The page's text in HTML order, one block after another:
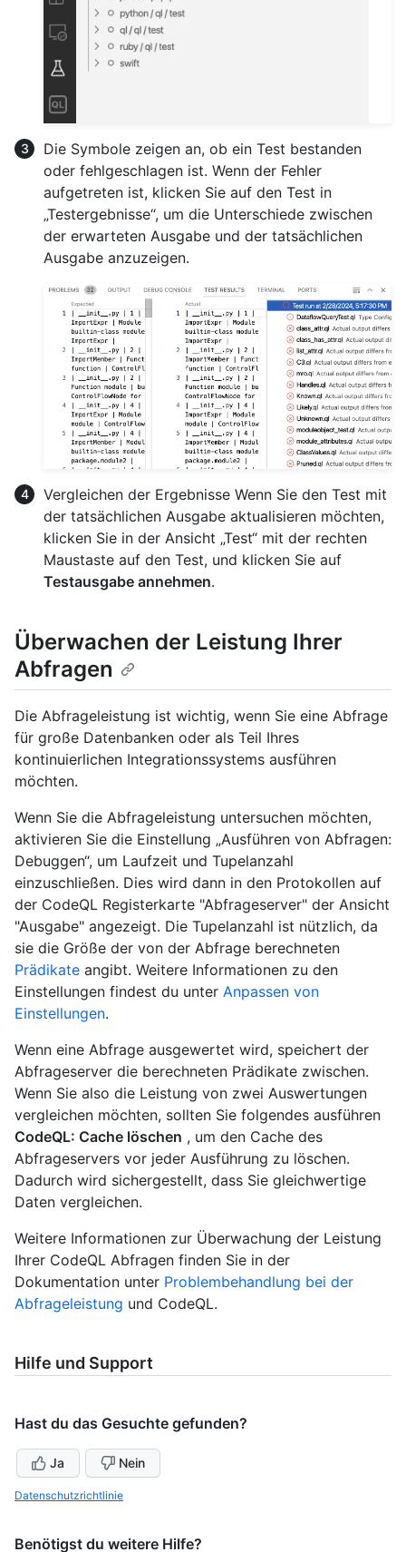
Die Symbole zeigen an, ob ein Test bestanden
oder fehlgeschlagen ist. Wenn der Fehler
aufgetreten ist, klicken Sie auf den Test in
„Testergebnisse“, um die Unterschiede zwischen
der erwarteten Ausgabe und der tatsächlichen
Ausgabe anzuzeigen.
Vergleichen der Ergebnisse Wenn Sie den Test mit
der tatsächlichen Ausgabe aktualisieren möchten,
klicken Sie in der Ansicht „Test“ mit der rechten
Maustaste auf den Test, und klicken Sie auf
Testausgabe annehmen.
Überwachen der Leistung Ihrer
Abfragen
Die Abfrageleistung ist wichtig, wenn Sie eine Abfrage
für große Datenbanken oder als Teil Ihres
kontinuierlichen Integrationssystems ausführen
möchten.
Wenn Sie die Abfrageleistung untersuchen möchten,
aktivieren Sie die Einstellung „Ausführen von Abfragen:
Debuggen“, um Laufzeit und Tupelanzahl
einzuschließen. Dies wird dann in den Protokollen auf
der CodeQL Registerkarte "Abfrageserver" der Ansicht
"Ausgabe" angezeigt. Die Tupelanzahl ist nützlich, da
sie die Größe der von der Abfrage berechneten
Prädikate angibt. Weitere Informationen zu den
Einstellungen findest du unter Anpassen von
Einstellungen.
Wenn eine Abfrage ausgewertet wird, speichert der
Abfrageserver die berechneten Prädikate zwischen.
Wenn Sie also die Leistung von zwei Auswertungen
vergleichen möchten, sollten Sie folgendes ausführen
CodeQL: Cache löschen , um den Cache des
Abfrageservers vor jeder Ausführung zu löschen.
Dadurch wird sichergestellt, dass Sie gleichwertige
Daten vergleichen.
Weitere Informationen zur Überwachung der Leistung
Ihrer CodeQL Abfragen finden Sie in der
Dokumentation unter Problembehandlung bei der
Abfrageleistung und CodeQL.
Hilfe und Support
Hast du das Gesuchte gefunden?
Ja Nein
Datenschutzrichtlinie
Benötigst du weitere Hilfe?